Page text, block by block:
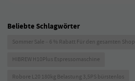
Beliebte Schlagwörter
Sommer Sale – 6 % Rabatt Für den gesamten Shop
HIBREW H10Plus Espressomaschine
Robore L20 180kg Belastung 3,5PS bürstenlos